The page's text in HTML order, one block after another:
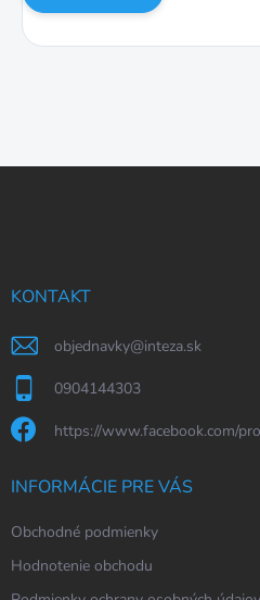
Z
KONTAKT
objednavky@inteza.sk
0904144303
https://www.facebook.com/
INFORMÁCIE PRE VÁS
Obchodné podmienky
Hodnotenie obchodu